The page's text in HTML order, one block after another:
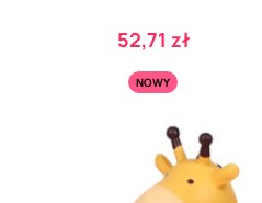
Cena
52,71 zł
NOWY